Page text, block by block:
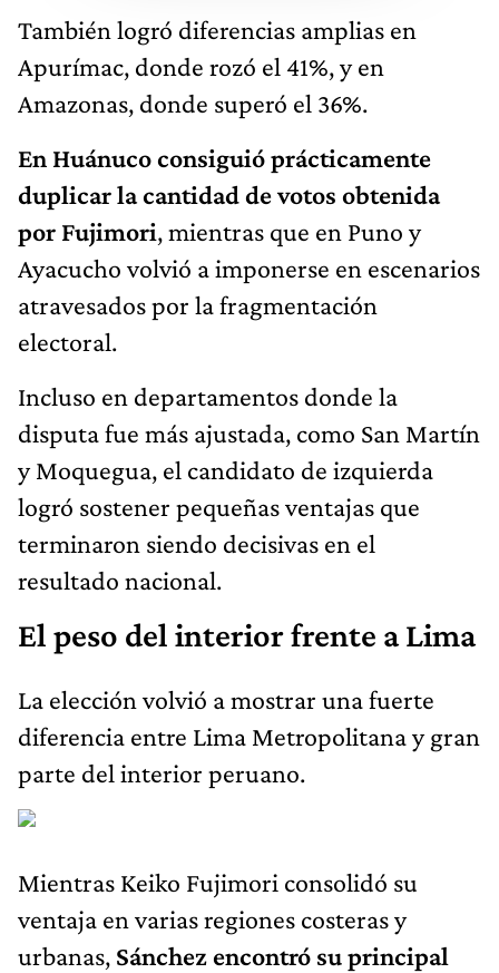
También logró diferencias amplias en
Apurímac, donde rozó el 41%, y en
Amazonas, donde superó el 36%.
En Huánuco consiguió prácticamente
duplicar la cantidad de votos obtenida
por Fujimori, mientras que en Puno y
Ayacucho volvió a imponerse en escenarios
atravesados por la fragmentación
electoral.
Incluso en departamentos donde la
disputa fue más ajustada, como San Martín
y Moquegua, el candidato de izquierda
logró sostener pequeñas ventajas que
terminaron siendo decisivas en el
resultado nacional.
El peso del interior frente a Lima
La elección volvió a mostrar una fuerte
diferencia entre Lima Metropolitana y gran
parte del interior peruano.
Mientras Keiko Fujimori consolidó su
ventaja en varias regiones costeras y
urbanas, Sánchez encontró su principal